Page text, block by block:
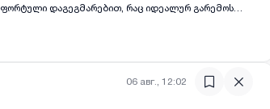
დაგეგმარებით, რაც იდეალურ გარემოს
განთავსდეს ერთი ორადგილიანი ან ორი
როგორც ერთი
ეძებენ ახალ, მყუდრო და კომფორტულ
06 авг., 12:02